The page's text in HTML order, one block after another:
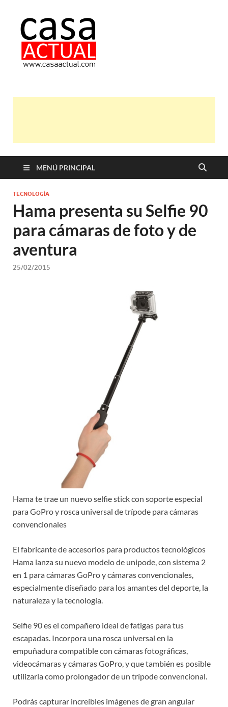
MENÚ PRINCIPAL
TECNOLOGÍA
Hama presenta su Selfie 90
para cámaras de foto y de
aventura
25/02/2015
Hama te trae un nuevo selfie stick con soporte especial
para GoPro y rosca universal de trípode para cámaras
convencionales
El fabricante de accesorios para productos tecnológicos
Hama lanza su nuevo modelo de unipode, con sistema 2
en 1 para cámaras GoPro y cámaras convencionales,
especialmente diseñado para los amantes del deporte, la
naturaleza y la tecnología.
Selfie 90 es el compañero ideal de fatigas para tus
escapadas. Incorpora una rosca universal en la
empuñadura compatible con cámaras fotográficas,
videocámaras y cámaras GoPro, y que también es posible
utilizarla como prolongador de un trípode convencional.
Podrás capturar increíbles imágenes de gran angular